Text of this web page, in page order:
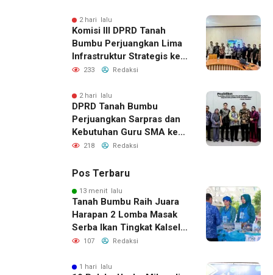
2 hari lalu
Komisi III DPRD Tanah
Bumbu Perjuangkan Lima
Infrastruktur Strategis ke
BPJN XI Banjarmasin
233 Redaksi
2 hari lalu
DPRD Tanah Bumbu
Perjuangkan Sarpras dan
Kebutuhan Guru SMA ke
Pemprov Kalsel
218 Redaksi
Pos Terbaru
13 menit lalu
Tanah Bumbu Raih Juara
Harapan 2 Lomba Masak
Serba Ikan Tingkat Kalsel
2026
107 Redaksi
1 hari lalu